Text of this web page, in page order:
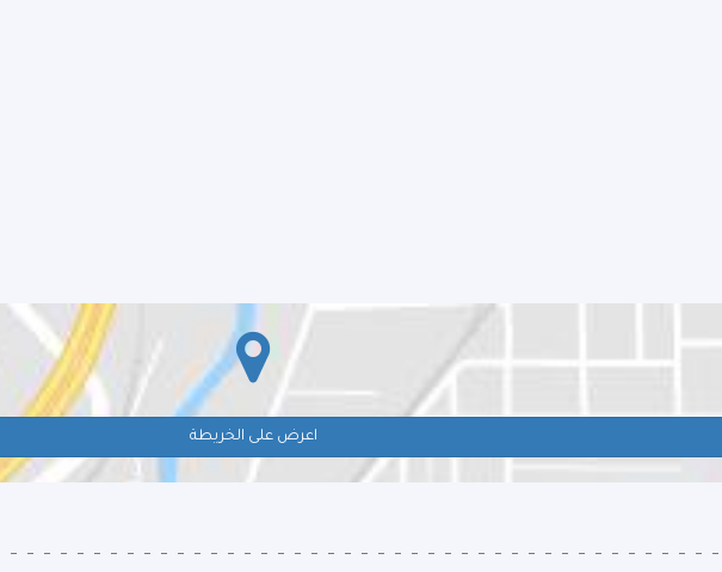
اعرض على الخريطة